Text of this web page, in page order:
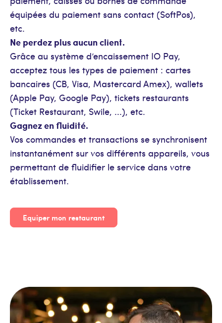
équipées du paiement sans contact (SoftPos),
etc.
Ne perdez plus aucun client.
Grâce au système d’encaissement IO Pay,
acceptez tous les types de paiement : cartes
bancaires (CB, Visa, Mastercard Amex), wallets
(Apple Pay, Google Pay), tickets restaurants
(Ticket Restaurant, Swile, ...), etc.
Gagnez en fluidité.
Vos commandes et transactions se synchronisent
instantanément sur vos différents appareils, vous
permettant de fluidifier le service dans votre
établissement.
Equiper mon restaurant